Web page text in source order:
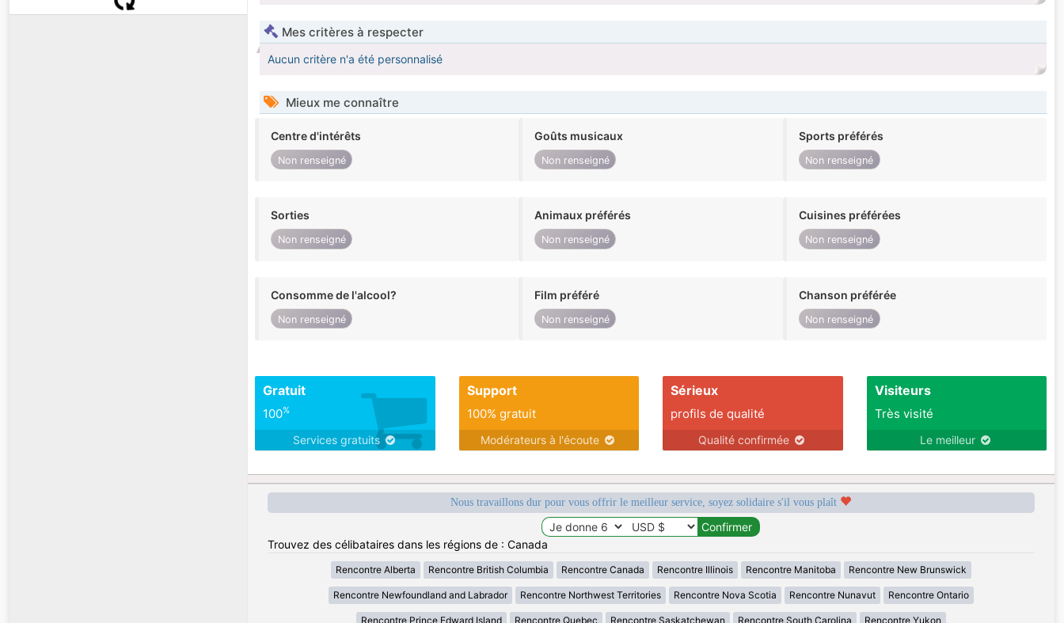
Mes critères à respecter
Aucun critère n'a été personnalisé
Mieux me connaître
Centre d'intérêts
Non renseigné
Goûts musicaux
Non renseigné
Sports préférés
Non renseigné
Sorties
Non renseigné
Animaux préférés
Non renseigné
Cuisines préférées
Non renseigné
Consomme de l'alcool?
Non renseigné
Film préféré
Non renseigné
Chanson préférée
Non renseigné
Gratuit
100%
Services gratuits
Support
100% gratuit
Modérateurs à l'écoute
Sérieux
profils de qualité
Qualité confirmée
Visiteurs
Très visité
Le meilleur
Nous travaillons dur pour vous offrir le meilleur service, soyez solidaire s'il vous plaît
Trouvez des célibataires dans les régions de : Canada
Rencontre Alberta Rencontre British Columbia Rencontre Canada Rencontre Illinois Rencontre Manitoba Rencontre New Brunswick
Rencontre Newfoundland and Labrador Rencontre Northwest Territories Rencontre Nova Scotia Rencontre Nunavut Rencontre Ontario
Rencontre Prince Edward Island Rencontre Quebec Rencontre Saskatchewan Rencontre South Carolina Rencontre Yukon